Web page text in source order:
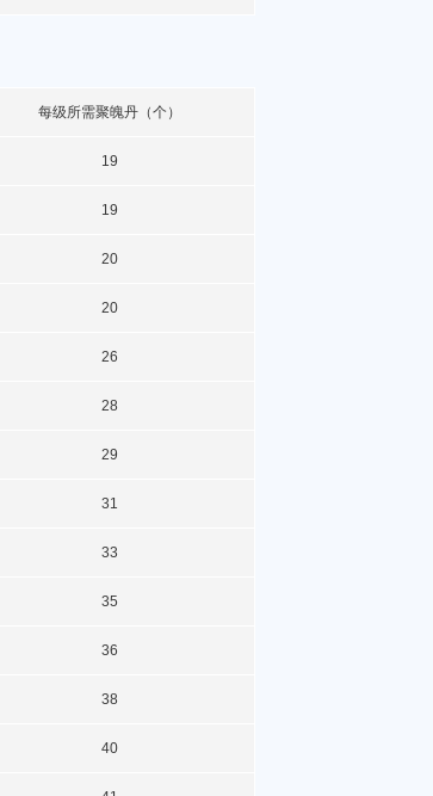
每级所需聚魄丹（个）
19
19
20
20
26
28
29
31
33
35
36
38
40